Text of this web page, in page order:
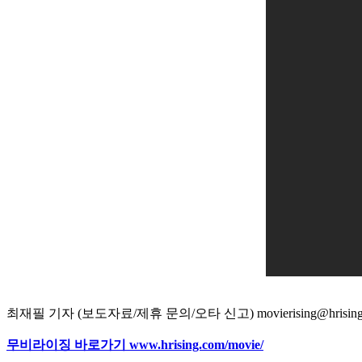
최재필 기자 (보도자료/제휴 문의/오타 신고)
무비라이징 바로가기 www.hrising.com/movie/